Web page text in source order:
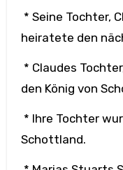
* Seine Tochter,
heiratete den
* Claudes
den König von
* Ihre Tochter
Schottland.